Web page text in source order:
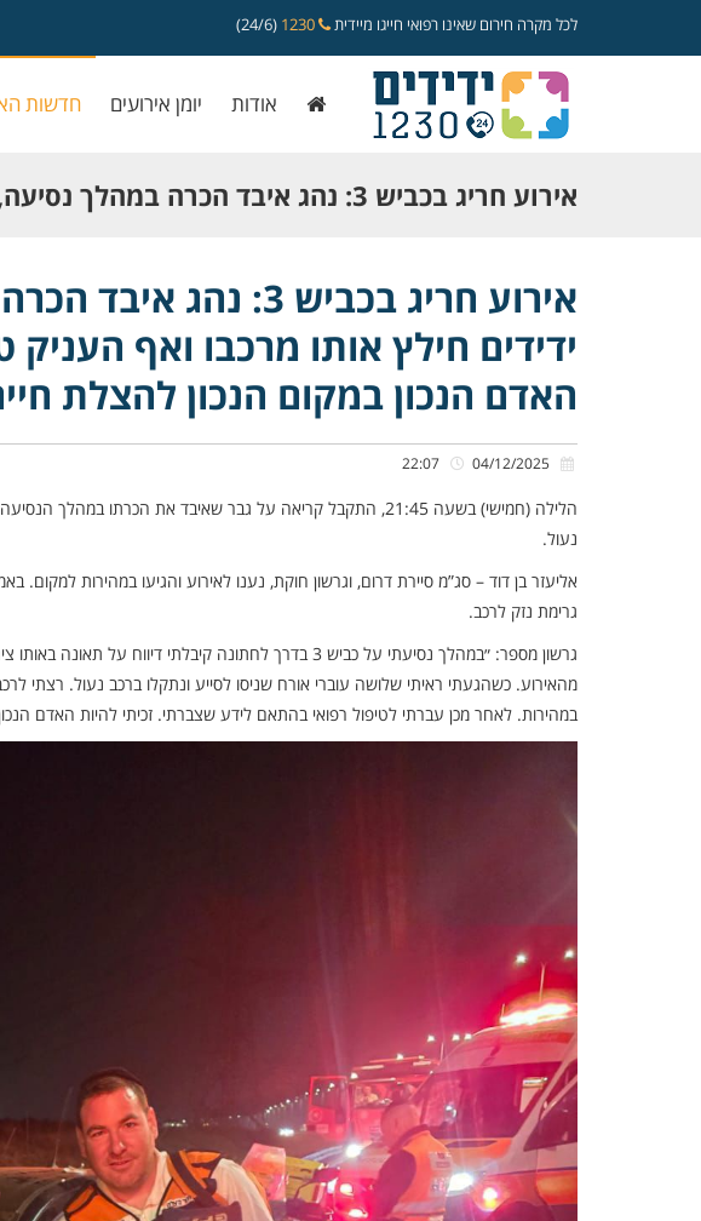
לכל מקרה חירום שאינו רפואי חייגו מיידית (24/6)
אודות יומן אירועים חדשות
אירוע חריג בכביש 3: נהג איבד הכרה במהלך
ידידים חילץ אותו מרכבו ואף העניק טיפול רפואי •
להיות האדם הנכון במקום הנכון להצלת חיים”
אירוע חריג בכביש 3:
ידידים חילץ אותו מרכבו ואף העניק
האדם הנכון במקום הנכון להצלת
הלילה (חמישי) בשעה 21:45, התקבל קריאה על גבר שאיבד את הכרתו
נעול.
אליעזר בן דוד – סג”מ סיירת דרום, וגרשון חוקת, נענו לאירוע והגיעו במהירות
גרימת נזק לרכב.
גרשון מספר: ״במהלך נסיעתי על כביש 3 בדרך לחתונה קיבלתי
מהאירוע. כשהגעתי ראיתי שלושה עוברי אורח שניסו לסייע ונתקלו ברכב נעול. רצתי
במהירות. לאחר מכן עברתי לטיפול רפואי בהתאם לידע שצברתי. זכיתי להיות האדם